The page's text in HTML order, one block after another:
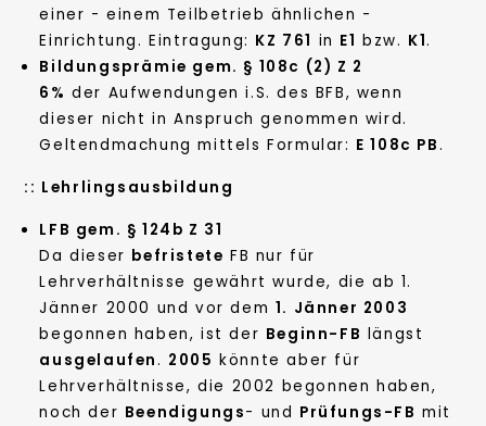
einer - einem Teilbetrieb ähnlichen -
Einrichtung. Eintragung: KZ 761 in E1 bzw. K1.
Bildungsprämie gem. § 108c (2) Z 2
6% der Aufwendungen i.S. des BFB, wenn
dieser nicht in Anspruch genommen wird.
Geltendmachung mittels Formular: E 108c PB.
:: Lehrlingsausbildung
LFB gem. § 124b Z 31
Da dieser befristete FB nur für
Lehrverhältnisse gewährt wurde, die ab 1.
Jänner 2000 und vor dem 1. Jänner 2003
begonnen haben, ist der Beginn-FB längst
ausgelaufen. 2005 könnte aber für
Lehrverhältnisse, die 2002 begonnen haben,
noch der Beendigungs- und Prüfungs-FB mit